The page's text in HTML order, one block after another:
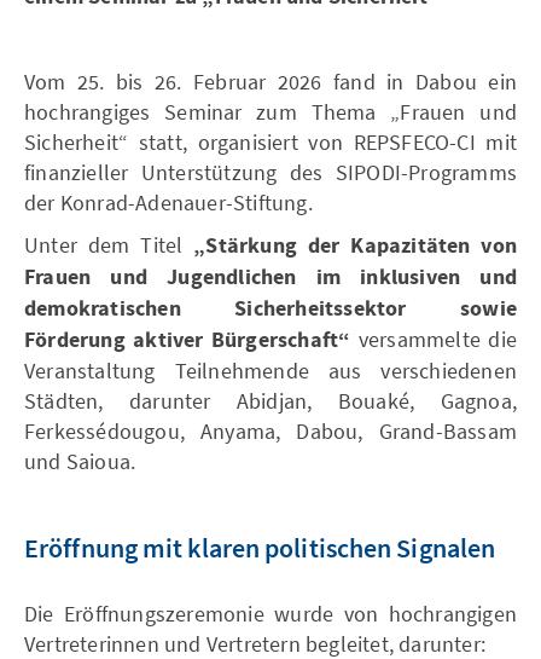
Vom 25. bis 26. Februar 2026 fand in Dabou ein
hochrangiges Seminar zum Thema „Frauen und
Sicherheit“ statt, organisiert von REPSFECO-CI mit
finanzieller Unterstützung des SIPODI-Programms
der Konrad-Adenauer-Stiftung.
Unter dem Titel „Stärkung der Kapazitäten von
Frauen und Jugendlichen im inklusiven und
demokratischen Sicherheitssektor sowie
Förderung aktiver Bürgerschaft“ versammelte die
Veranstaltung Teilnehmende aus verschiedenen
Städten, darunter Abidjan, Bouaké, Gagnoa,
Ferkessédougou, Anyama, Dabou, Grand-Bassam
und Saioua.
Eröffnung mit klaren politischen Signalen
Die Eröffnungszeremonie wurde von hochrangigen
Vertreterinnen und Vertretern begleitet, darunter: